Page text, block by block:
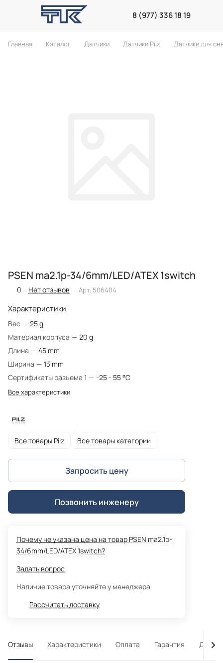
8 (977) 336 18 19
Главная Каталог Датчики Датчики Pilz Датчики для
PSEN ma2.1p-34/6mm/LED/ATEX 1switch
0 Нет отзывов Арт. 506404
Характеристики
Вес — 25 g
Материал корпуса — 20 g
Длина — 45 mm
Ширина — 13 mm
Сертификаты разъема 1 — -25 - 55 °C
Все характеристики
Все товары Pilz Все товары категории
Запросить цену
Позвонить инженеру
Почему не указана цена на товар PSEN ma2.1p-
34/6mm/LED/ATEX 1switch?
Задать вопрос
Наличие товара уточняйте у менеджера
Рассчитать доставку
Отзывы Характеристики Оплата Гарантия